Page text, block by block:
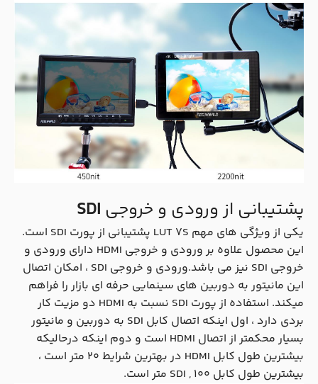
پشتیبانی از ورودی و خروجی SDI
یکی از ویژگی های مهم LUT 7S پشتیبانی از پورت SDI است.
این محصول علاوه بر ورودی و خروجی HDMI دارای ورودی و
خروجی SDI نیز می باشد.ورودی و خروجی SDI ، امکان اتصال
این مانیتور به دوربین های سینمایی حرفه ای بازار را فراهم
میکند. استفاده از پورت SDI نسبت به HDMI دو مزیت کار
بردی دارد ، اول اینکه اتصال کابل SDI به دوربین و مانیتور
بسیار محکمتر از اتصال HDMI است و دوم اینکه درحالیکه
بیشترین طول کابل HDMI در بهترین شرایط 20 متر است ،
بیشترین طول کابل SDI , 100 متر است.